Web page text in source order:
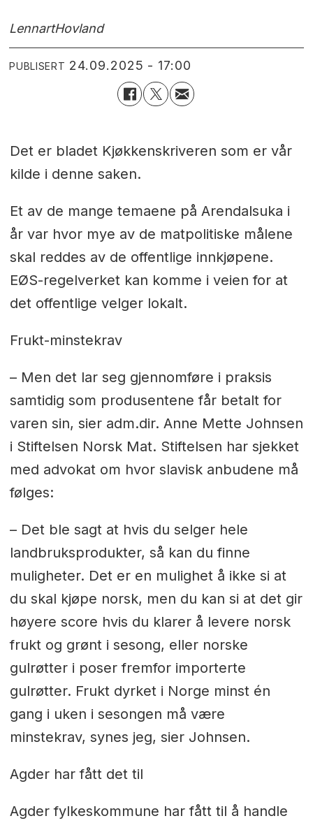
LennartHovland
PUBLISERT 24.09.2025 - 17:00
Det er bladet Kjøkkenskriveren som er vår
kilde i denne saken.
Et av de mange temaene på Arendalsuka i
år var hvor mye av de matpolitiske målene
skal reddes av de offentlige innkjøpene.
EØS-regelverket kan komme i veien for at
det offentlige velger lokalt.
Frukt-minstekrav
– Men det lar seg gjennomføre i praksis
samtidig som produsentene får betalt for
varen sin, sier adm.dir. Anne Mette Johnsen
i Stiftelsen Norsk Mat. Stiftelsen har sjekket
med advokat om hvor slavisk anbudene må
følges:
– Det ble sagt at hvis du selger hele
landbruksprodukter, så kan du finne
muligheter. Det er en mulighet å ikke si at
du skal kjøpe norsk, men du kan si at det gir
høyere score hvis du klarer å levere norsk
frukt og grønt i sesong, eller norske
gulrøtter i poser fremfor importerte
gulrøtter. Frukt dyrket i Norge minst én
gang i uken i sesongen må være
minstekrav, synes jeg, sier Johnsen.
Agder har fått det til
Agder fylkeskommune har fått til å handle